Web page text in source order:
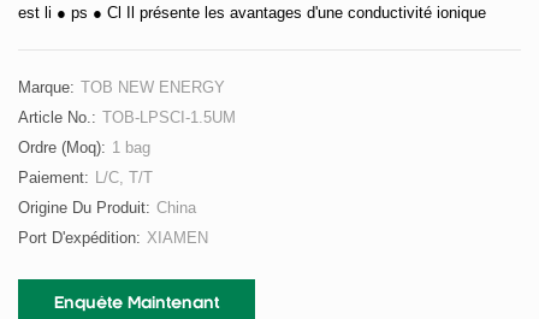
est li ● ps ● Cl Il présente les avantages d'une conductivité ionique
idéaux pour la prochaine génération de batteries au lithium tout solide.
Marque: TOB NEW ENERGY
Article No.: TOB-LPSCI-1.5UM
Ordre (moq): 1 bag
Paiement: L/C, T/T
Origine Du Produit: China
Port D'expédition: XIAMEN
Enquête Maintenant